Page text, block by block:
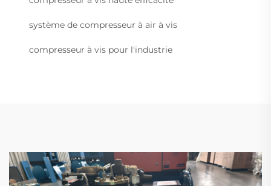
système de compresseur à air à vis
compresseur à vis pour l'industrie